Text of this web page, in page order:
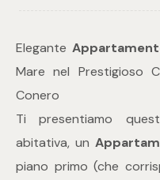
Elegante
Mare nel Prestigioso
Conero
Ti presentiamo
abitativa, un
piano primo (che
Commerciali
Industriali
Terreni